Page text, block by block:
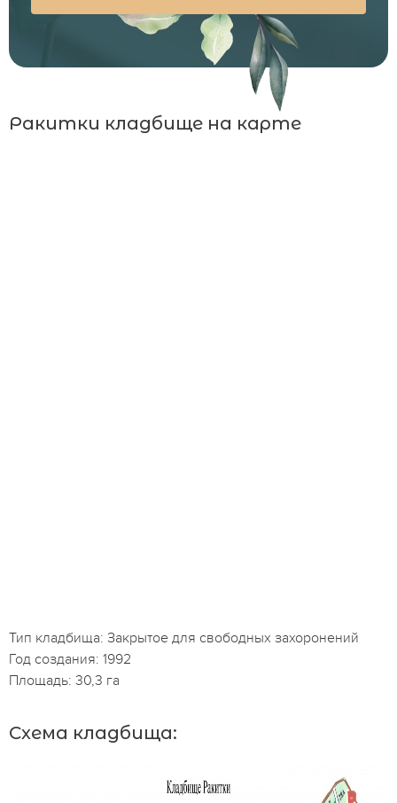
Ракитки кладбище на карте
Тип кладбища: Закрытое для свободных захоронений
Год создания: 1992
Площадь: 30,3 га
Схема кладбища: